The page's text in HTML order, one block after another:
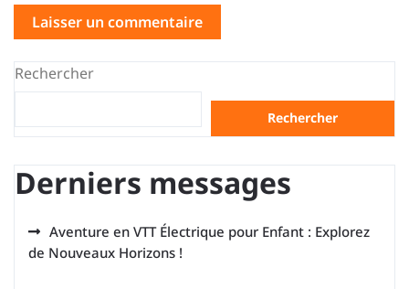
Rechercher
Rechercher
Derniers messages
Aventure en VTT Électrique pour Enfant : Explorez
de Nouveaux Horizons !